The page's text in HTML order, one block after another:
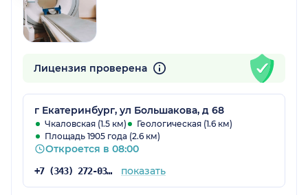
Лицензия проверена
г Екатеринбург, ул Большакова, д 68
Чкаловская (1.5 км)
Геологическая (1.6 км)
Площадь 1905 года (2.6 км)
Откроется в 08:00
+7 (343) 272-03-03 показать